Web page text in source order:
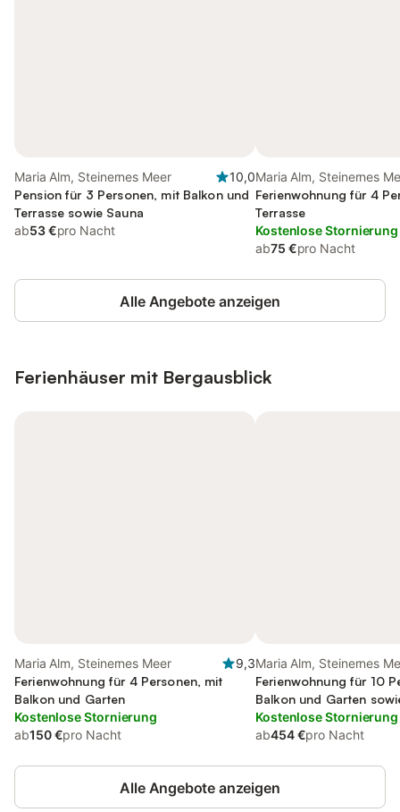
Maria Alm, Steinernes Meer
10,0
Pension für 3 Personen, mit Balkon und
Terrasse sowie Sauna
ab53 €pro Nacht
Maria Alm, Steinernes
Ferienwohnung für 4
Terrasse
Kostenlose Stornierung
ab75 €pro Nacht
Alle Angebote anzeigen
Ferienhäuser mit Bergausblick
Maria Alm, Steinernes Meer
9,3
Ferienwohnung für 4 Personen, mit
Balkon und Garten
Kostenlose Stornierung
ab150 €pro Nacht
Maria Alm, Steinernes
Ferienwohnung für 10
Balkon und Garten
Ausblick
Kostenlose Stornierung
ab454 €pro Nacht
Alle Angebote anzeigen